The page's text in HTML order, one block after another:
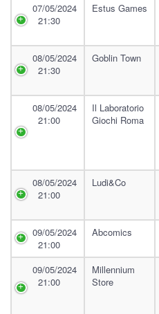
07/05/2024
21:30
Estus Games
08/05/2024
21:30
Goblin Town
08/05/2024
21:00
Il Laboratorio
Giochi Roma
08/05/2024
21:00
Ludi&co
09/05/2024
21:00
Abcomics
09/05/2024
21:00
Millennium
Store